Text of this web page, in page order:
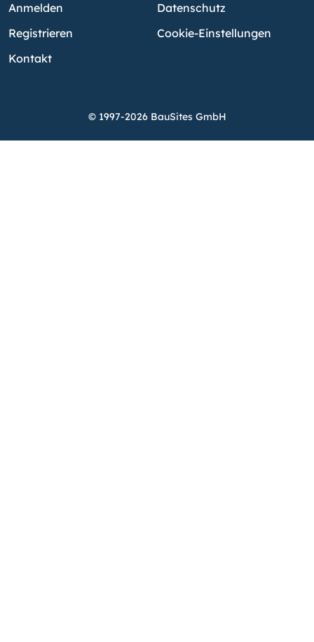
Anmelden
Registrieren
Kontakt
Datenschutz
Cookie-Einstellungen
© 1997-2026 BauSites GmbH